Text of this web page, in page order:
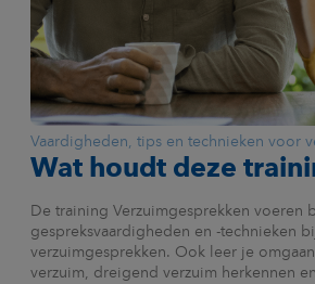
Vaardigheden, tips en technieken voor
Wat houdt deze
De training Verzuimgesprekken voeren
gespreksvaardigheden en -technieken
verzuimgesprekken. Ook leer je
verzuim, dreigend verzuim herkennen